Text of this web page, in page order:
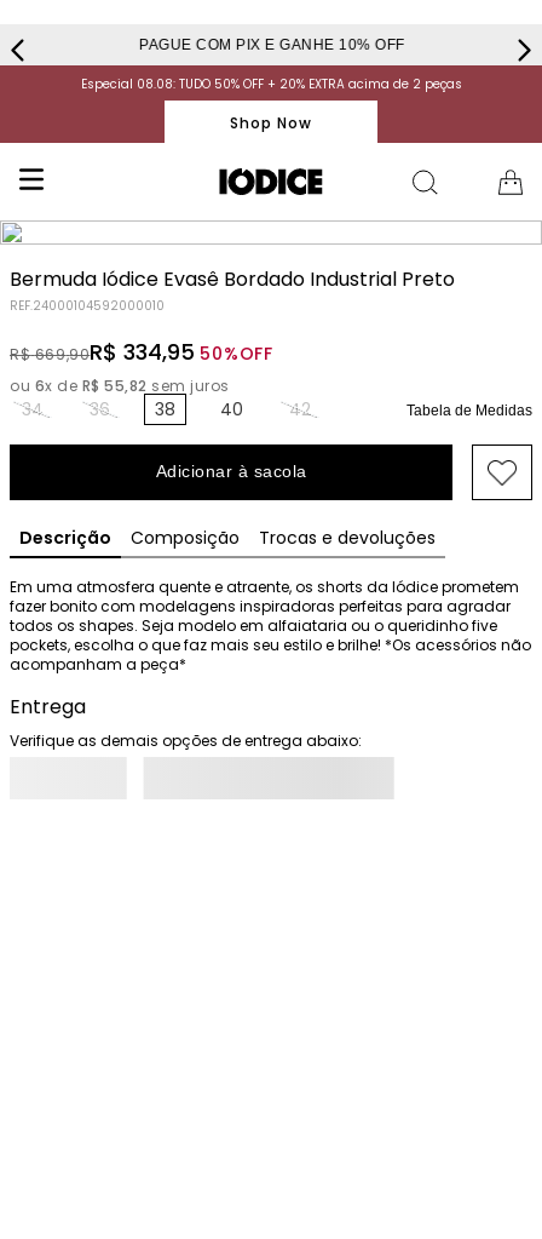
PAGUE COM PIX E GANHE 10% OFF
Especial 08.08: TUDO 50% OFF + 20% EXTRA acima de 2 peças
Shop Now
Bermuda Iódice Evasê Bordado Industrial Preto
REF.24000104592000010
R$ 669,90R$ 334,95 50%OFF
ou 6x de R$ 55,82 sem juros
34 36 38 40 42 Tabela de Medidas
Adicionar à sacola
Descrição Composição Trocas e devoluções
Em uma atmosfera quente e atraente, os shorts da Iódice prometem
fazer bonito com modelagens inspiradoras perfeitas para agradar
todos os shapes. Seja modelo em alfaiataria ou o queridinho five
pockets, escolha o que faz mais seu estilo e brilhe! *Os acessórios não
acompanham a peça*
Entrega
Verifique as demais opções de entrega abaixo: